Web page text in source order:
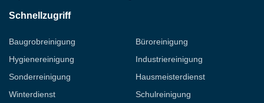
Schnellzugriff
Baugrobreinigung
Büroreinigung
Hygienereinigung
Industriereinigung
Sonderreinigung
Hausmeisterdienst
Winterdienst
Schulreinigung